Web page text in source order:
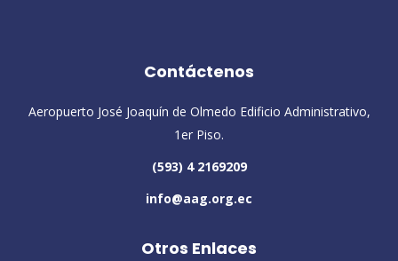
Contáctenos
Aeropuerto José Joaquín de Olmedo Edificio Administrativo,
1er Piso.
(593) 4 2169209
info@aag.org.ec
Otros Enlaces